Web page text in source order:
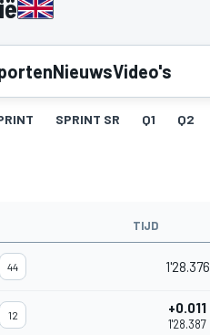
NieuwsVideo's
SPRINT SR Q1 Q2
TIJD
44 1'28.376
12 +0.011
1'28.387